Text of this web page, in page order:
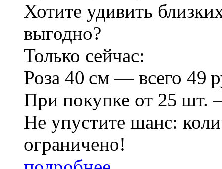
Хотите удивить
выгодно?
Только сейчас:
Роза 40 см — всего 49
При покупке от 25 шт.
Не упустите шанс:
ограничено!